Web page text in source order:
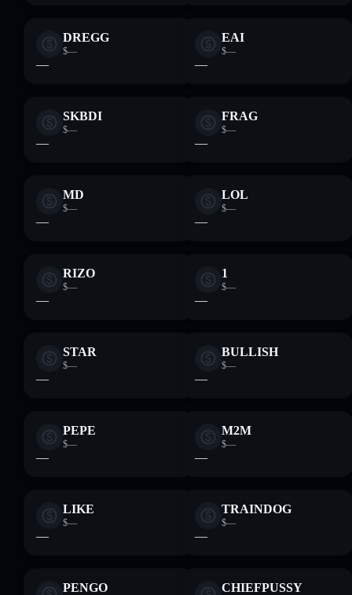
DREGG
$—
—
EAI
$—
—
SKBDI
$—
—
FRAG
$—
—
MD
$—
—
LOL
$—
—
RIZO
$—
—
1
$—
—
STAR
$—
—
BULLISH
$—
—
PEPE
$—
—
M2M
$—
—
LIKE
$—
—
TRAINDOG
$—
—
PENGO CHIEFPUSSY